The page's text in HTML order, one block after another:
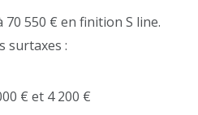
70 550 € en finition S line.
surtaxes :
€ et 4 200 €